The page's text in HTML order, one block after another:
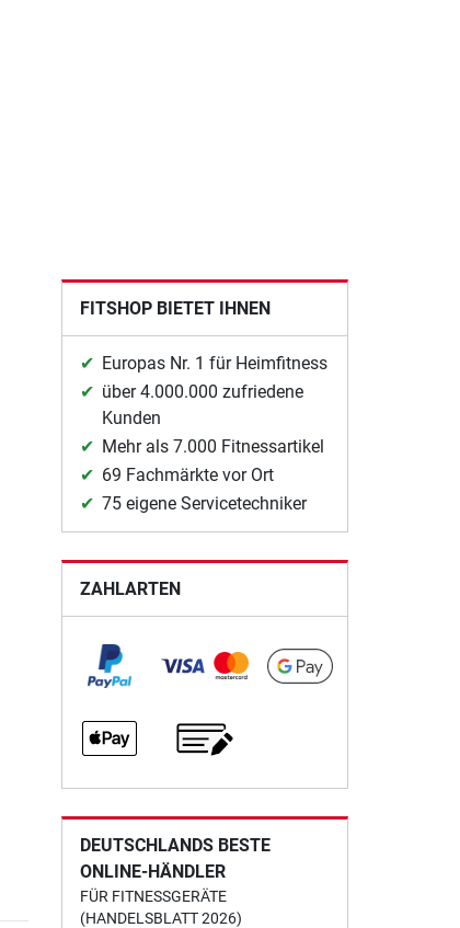
FITSHOP BIETET IHNEN
Europas Nr. 1 für Heimfitness
über 4.000.000 zufriedene
Kunden
Mehr als 7.000 Fitnessartikel
69 Fachmärkte vor Ort
75 eigene Servicetechniker
ZAHLARTEN
DEUTSCHLANDS BESTE
ONLINE-HÄNDLER
FÜR FITNESSGERÄTE
(HANDELSBLATT 2026)